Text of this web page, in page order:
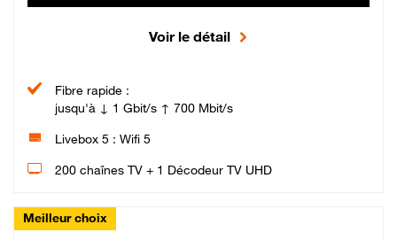
Voir le détail
Fibre rapide :
jusqu'à ↓ 1 Gbit/s ↑ 700 Mbit/s
Livebox 5 : Wifi 5
200 chaînes TV + 1 Décodeur TV UHD
Meilleur choix